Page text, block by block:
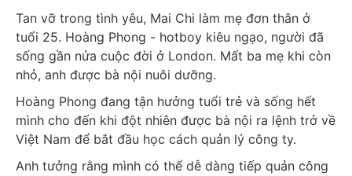
Tan vỡ trong tình yêu, Mai Chi làm mẹ đơn thân ở
tuổi 25. Hoàng Phong - hotboy kiêu ngạo, người đã
sống gần nửa cuộc đời ở London. Mất ba mẹ khi còn
nhỏ, anh được bà nội nuôi dưỡng.
Hoàng Phong đang tận hưởng tuổi trẻ và sống hết
mình cho đến khi đột nhiên được bà nội ra lệnh trở về
Việt Nam để bắt đầu học cách quản lý công ty.
Anh tưởng rằng mình có thể dễ dàng tiếp quản công